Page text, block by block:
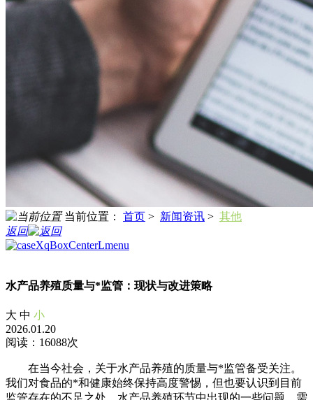
当前位置： 首页 > 新闻资讯 > 其他
返回
水产品养殖质量与*监管：现状与改进策略
大 中 小
2026.01.20
阅读：16088次
在当今社会，关于水产品养殖的质量与*监管备受关注。
我们对食品的*和健康始终保持高度警惕，但也要认识到目前
监管存在的不足之处。水产品养殖环节中出现的一些问题，需